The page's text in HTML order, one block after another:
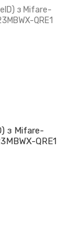
з Mifare-
QRE1